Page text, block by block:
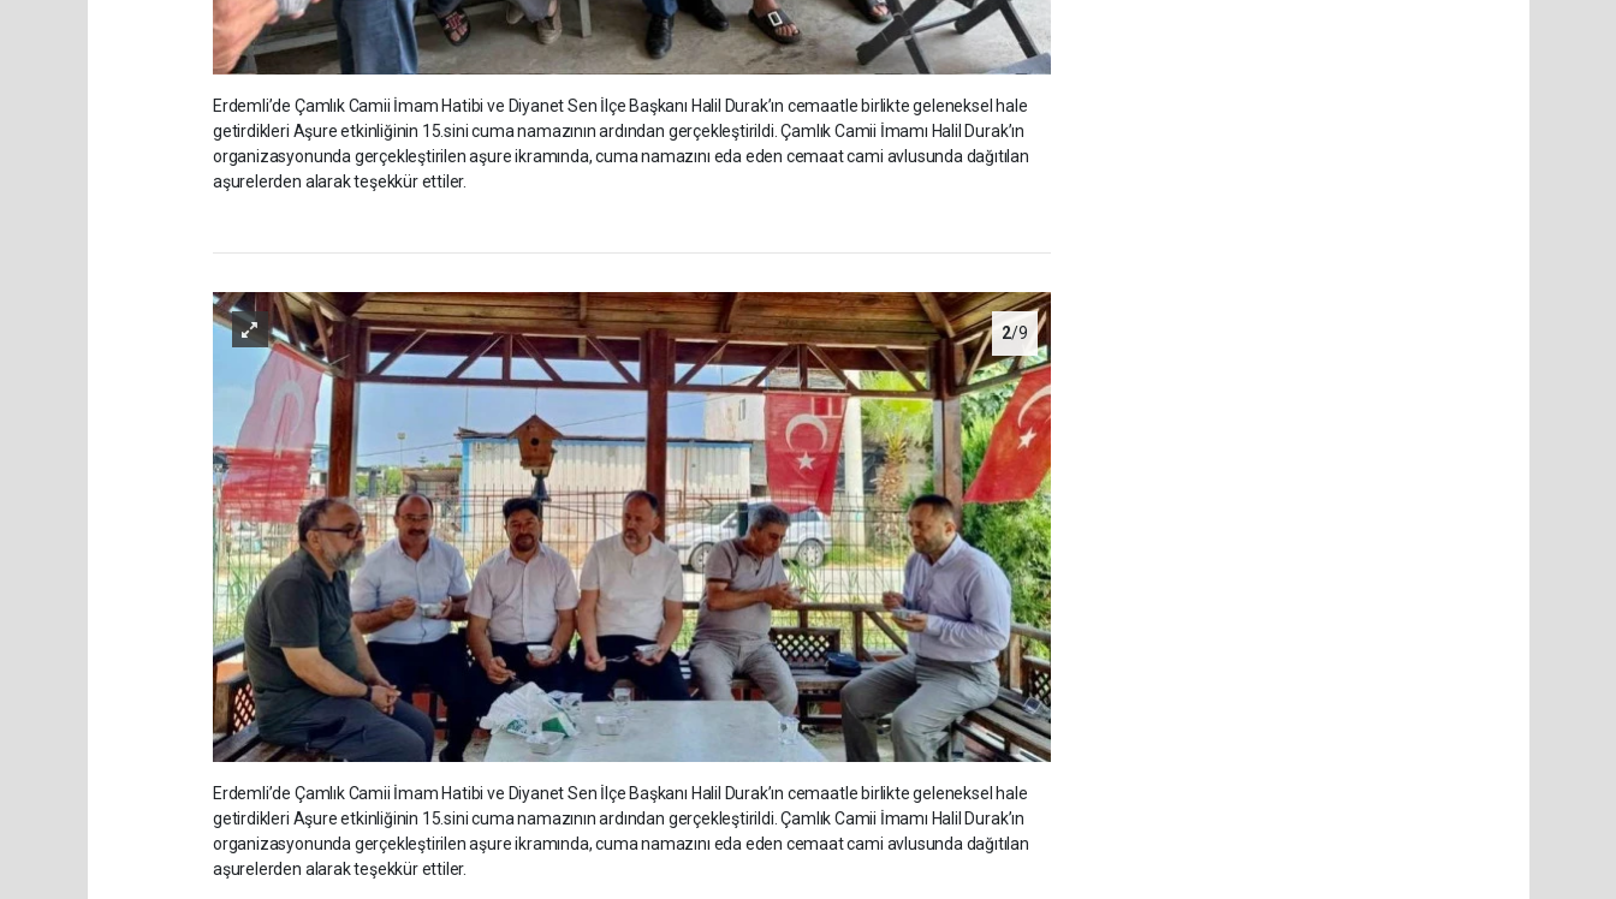
Erdemli’de Çamlık Camii İmam Hatibi ve Diyanet Sen İlçe Başkanı Halil Durak’ın cemaatle birlikte geleneksel hale
getirdikleri Aşure etkinliğinin 15.sini cuma namazının ardından gerçekleştirildi. Çamlık Camii İmamı Halil Durak’ın
organizasyonunda gerçekleştirilen aşure ikramında, cuma namazını eda eden cemaat cami avlusunda dağıtılan
aşurelerden alarak teşekkür ettiler.
2/9
Erdemli’de Çamlık Camii İmam Hatibi ve Diyanet Sen İlçe Başkanı Halil Durak’ın cemaatle birlikte geleneksel hale
getirdikleri Aşure etkinliğinin 15.sini cuma namazının ardından gerçekleştirildi. Çamlık Camii İmamı Halil Durak’ın
organizasyonunda gerçekleştirilen aşure ikramında, cuma namazını eda eden cemaat cami avlusunda dağıtılan
aşurelerden alarak teşekkür ettiler.